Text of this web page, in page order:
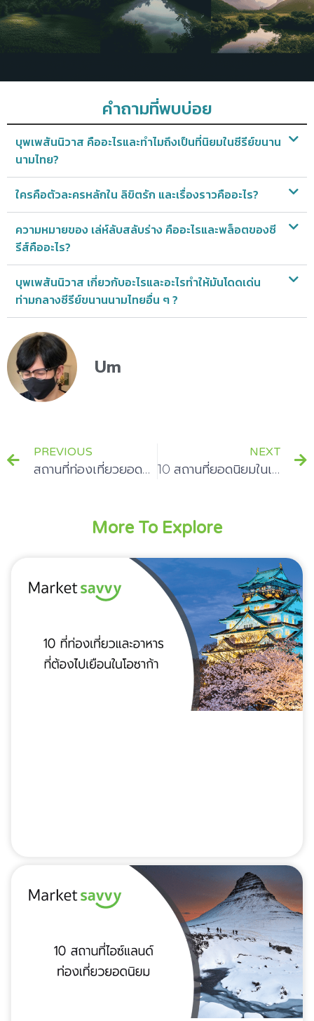
คำถามที่พบบ่อย
บุพเพสันนิวาส คืออะไรและทำไมถึงเป็นที่นิยมในซีรีย์ขนาน
นามไทย?
ใครคือตัวละครหลักใน ลิขิตรัก และเรื่องราวคืออะไร?
ความหมายของ เล่ห์ลับสลับร่าง คืออะไรและพล็อตของซี
รีส์คืออะไร?
บุพเพสันนิวาส เกี่ยวกับอะไรและอะไรทำให้มันโดดเด่น
ท่ามกลางซีรีย์ขนานนามไทยอื่น ๆ ?
Um
PREVIOUS
สถานที่ท่องเที่ยวยอดนิยมในมาเลเซียเที่ยวไหนดี?!
NEXT
10 สถานที่ยอดนิยมในเกาหลีที่ต้องไปเที่ยว!
More To Explore